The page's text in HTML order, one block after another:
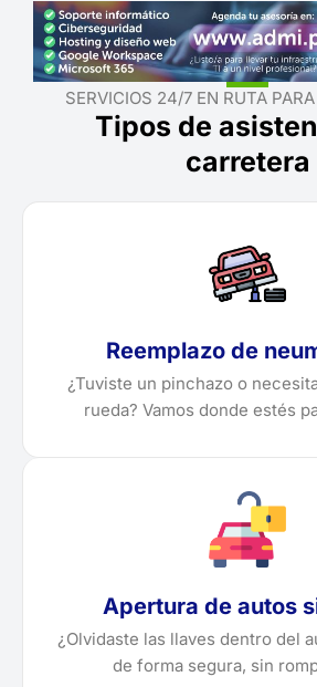
SERVICIOS 24/7 EN RUTA
Tipos de
carretera
Reemplazo de
¿Tuviste un pinchazo o
rueda? Vamos donde estés
Apertura de autos
¿Olvidaste las llaves dentro del
de forma segura, sin